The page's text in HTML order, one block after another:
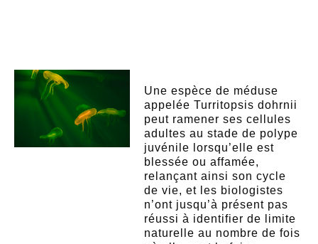
Une espèce de méduse
appelée Turritopsis dohrnii
peut ramener ses cellules
adultes au stade de polype
juvénile lorsqu’elle est
blessée ou affamée,
relançant ainsi son cycle
de vie, et les biologistes
n’ont jusqu’à présent pas
réussi à identifier de limite
naturelle au nombre de fois